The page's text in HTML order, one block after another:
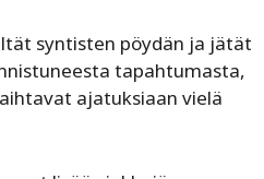
syntisten pöydän ja jätät
tapahtumasta,
ajatuksiaan vielä